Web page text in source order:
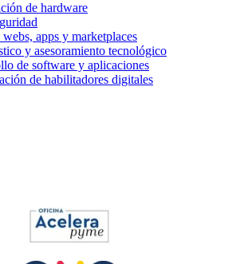
de hardware
webs, apps y marketplaces
y asesoramiento tecnológico
de software y aplicaciones
de habilitadores digitales